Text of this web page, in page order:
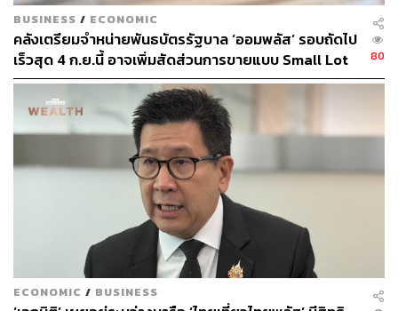
การขออนุญาตก่อสร้าง 3) ด้านการขอใช้ไฟฟ้า 4) ด้านการ
จดทะเบียนทรัพย์สิน 5) ด้านการได้รับสินเชื่อ 6) ด้านการ
คุ้มครองผู้ลงทุนเสียงข้างน้อย 7) ด้านการชำระภาษี 8) ด้าน
การค้าระหว่างประเทศ 9) ด้านการบังคับให้เป็นไปตามข้อ
ตกลง และ 10) ด้านการแก้ปัญหาการล้มละลาย
พิสูจน์อักษร: ลักษณ์นารา พักตร์เพียงจันทร์
TAGS: ผู้ประกอบการ กระทรวงการคลัง
World Bank
อุตตม สาวนายน
การประกอบธุรกิจ
BUSINESS / ECONOMIC
คลังเตรียมจำหน่ายพันธบัตรรัฐบาล ‘ออมพลัส’ รอบถัดไป
เร็วสุด 4 ก.ย.นี้ อาจเพิ่มสัดส่วนการขายแบบ Small Lot
First มากขึ้น
80
ECONOMIC / BUSINESS